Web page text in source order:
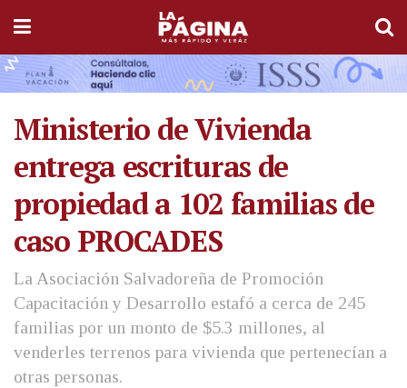
Ministerio de Vivienda
entrega escrituras de
propiedad a 102 familias de
caso PROCADES
La Asociación Salvadoreña de Promoción
Capacitación y Desarrollo estafó a cerca de 245
familias por un monto de $5.3 millones, al
venderles terrenos para vivienda que pertenecían a
otras personas.